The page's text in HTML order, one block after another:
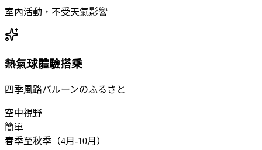
室內活動，不受天氣影響
熱氣球體驗搭乘
四季風路バルーンのふるさと
空中視野
簡單
春季至秋季（4月-10月）